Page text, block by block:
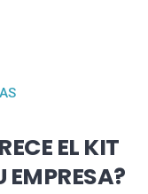
EL KIT
EMPRESA?